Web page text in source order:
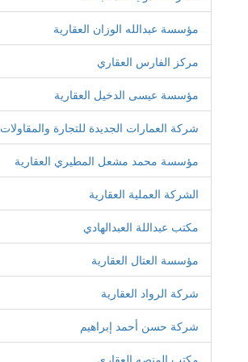
مؤسسة عبدالله الوزان العقارية
مركز الفارس العقاري
مؤسسة عيسى الدخيل العقارية
شركة العمارات الجديدة للتجارة والمقاولات
مؤسسة محمد مشعل المطيري العقارية
الشركة العملية العقارية
مكتب عبداللة العبدالهادي
مؤسسة العتال العقارية
شركة الرواد العقارية
شركة حسن أحمد إبراهيم